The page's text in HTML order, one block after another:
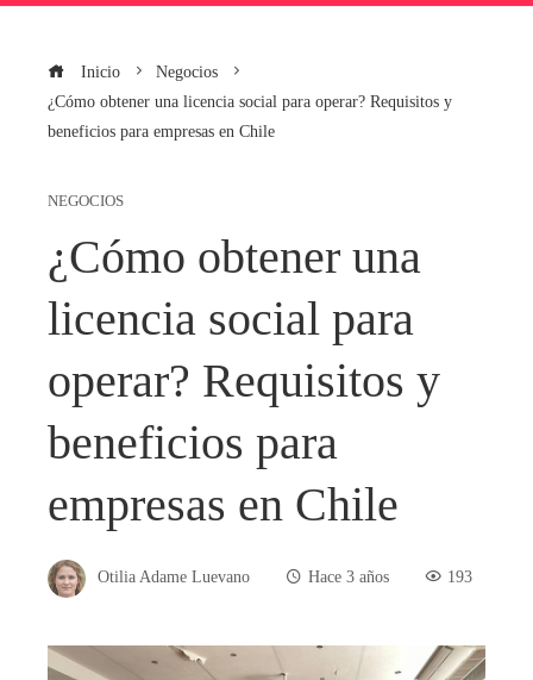
Inicio
Negocios
¿Cómo obtener una licencia social para operar? Requisitos y
beneficios para empresas en Chile
NEGOCIOS
¿Cómo obtener una
licencia social para
operar? Requisitos y
beneficios para
empresas en Chile
Otilia Adame Luevano Hace 3 años 193